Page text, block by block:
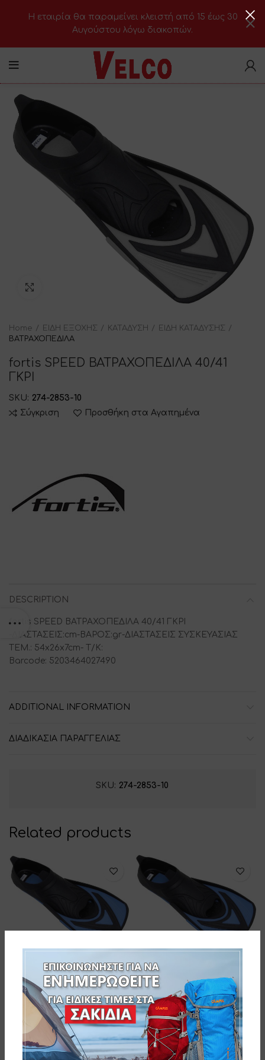
Home ΕΙΔΗ ΕΞΟΧΗΣ ΚΑΤΑΔΥΣΗ
ΕΙΔΗ ΚΑΤΑΔΥΣΗΣ
ΒΑΤΡΑΧΟΠΕΔΙΛΑ
fortis SPEED ΒΑΤΡΑΧΟΠΕΔΙΛΑ 40/41
ΓΚΡΙ
SKU: 274-2853-10
Σύγκριση
Προσθήκη στα Αγαπημένα
DESCRIPTION
fortis SPEED ΒΑΤΡΑΧΟΠΕΔΙΛΑ 40/41 ΓΚΡΙ
-ΔΙΑΣΤΑΣΕΙΣ:cm-ΒΑΡΟΣ:gr-ΔΙΑΣΤΑΣΕΙΣ ΣΥΣΚΕΥΑΣΙΑΣ
ΤΕΜ.: 54x26x7cm- T/K:
Barcode: 5203464027490
ADDITIONAL INFORMATION
ΔΙΑΔΙΚΑΣΙΑ ΠΑΡΑΓΓΕΛΙΑΣ
SKU: 274-2853-10
Related products
40/41 ΜΠΛΕ
274-2853-1 274-2884-1
H εταιρία θα παραμείνει κλειστή από 15 έως 30
Αυγούστου λόγω διακοπών.